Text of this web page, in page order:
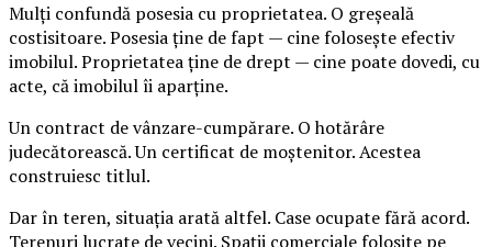
Mulți confundă posesia cu proprietatea. O greșeală
costisitoare. Posesia ține de fapt — cine folosește efectiv
imobilul. Proprietatea ține de drept — cine poate dovedi, cu
acte, că imobilul îi aparține.
Un contract de vânzare-cumpărare. O hotărâre
judecătorească. Un certificat de moștenitor. Acestea
construiesc titlul.
Dar în teren, situația arată altfel. Case ocupate fără acord.
Terenuri lucrate de vecini. Spații comerciale folosite pe